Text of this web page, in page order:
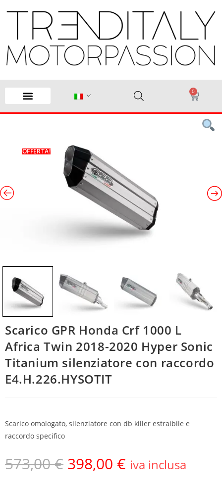
0
OFFERTA!
Scarico GPR Honda Crf 1000 L
Africa Twin 2018-2020 Hyper Sonic
Titanium silenziatore con raccordo
E4.H.226.HYSOTIT
Scarico omologato, silenziatore con db killer estraibile e
raccordo specifico
573,00€ 398,00 € iva inclusa